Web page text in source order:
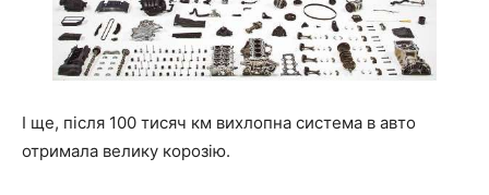
І ще, після 100 тисяч км вихлопна система в авто
отримала велику корозію.